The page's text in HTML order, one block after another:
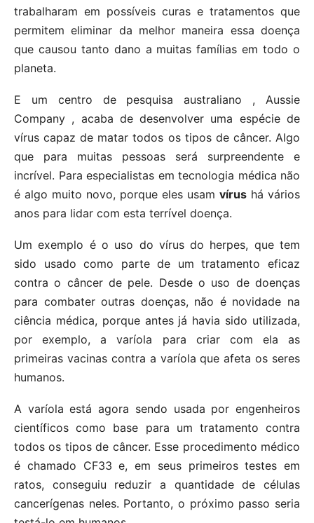
trabalharam em possíveis curas e tratamentos que
permitem eliminar da melhor maneira essa doença
que causou tanto dano a muitas famílias em todo o
planeta.
E um centro de pesquisa australiano , Aussie
Company , acaba de desenvolver uma espécie de
vírus capaz de matar todos os tipos de câncer. Algo
que para muitas pessoas será surpreendente e
incrível. Para especialistas em tecnologia médica não
é algo muito novo, porque eles usam vírus há vários
anos para lidar com esta terrível doença.
Um exemplo é o uso do vírus do herpes, que tem
sido usado como parte de um tratamento eficaz
contra o câncer de pele. Desde o uso de doenças
para combater outras doenças, não é novidade na
ciência médica, porque antes já havia sido utilizada,
por exemplo, a varíola para criar com ela as
primeiras vacinas contra a varíola que afeta os seres
humanos.
A varíola está agora sendo usada por engenheiros
científicos como base para um tratamento contra
todos os tipos de câncer. Esse procedimento médico
é chamado CF33 e, em seus primeiros testes em
ratos, conseguiu reduzir a quantidade de células
cancerígenas neles. Portanto, o próximo passo seria